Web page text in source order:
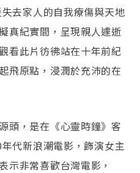
去家人的自我療傷與天地
真紀實間，呈現親人遽逝
看此片彷彿站在十年前紀
飛原點，浸潤於充沛的在
頭，是在《心靈時鐘》客
代新浪潮電影，飾演女主
示非常喜歡台灣電影，